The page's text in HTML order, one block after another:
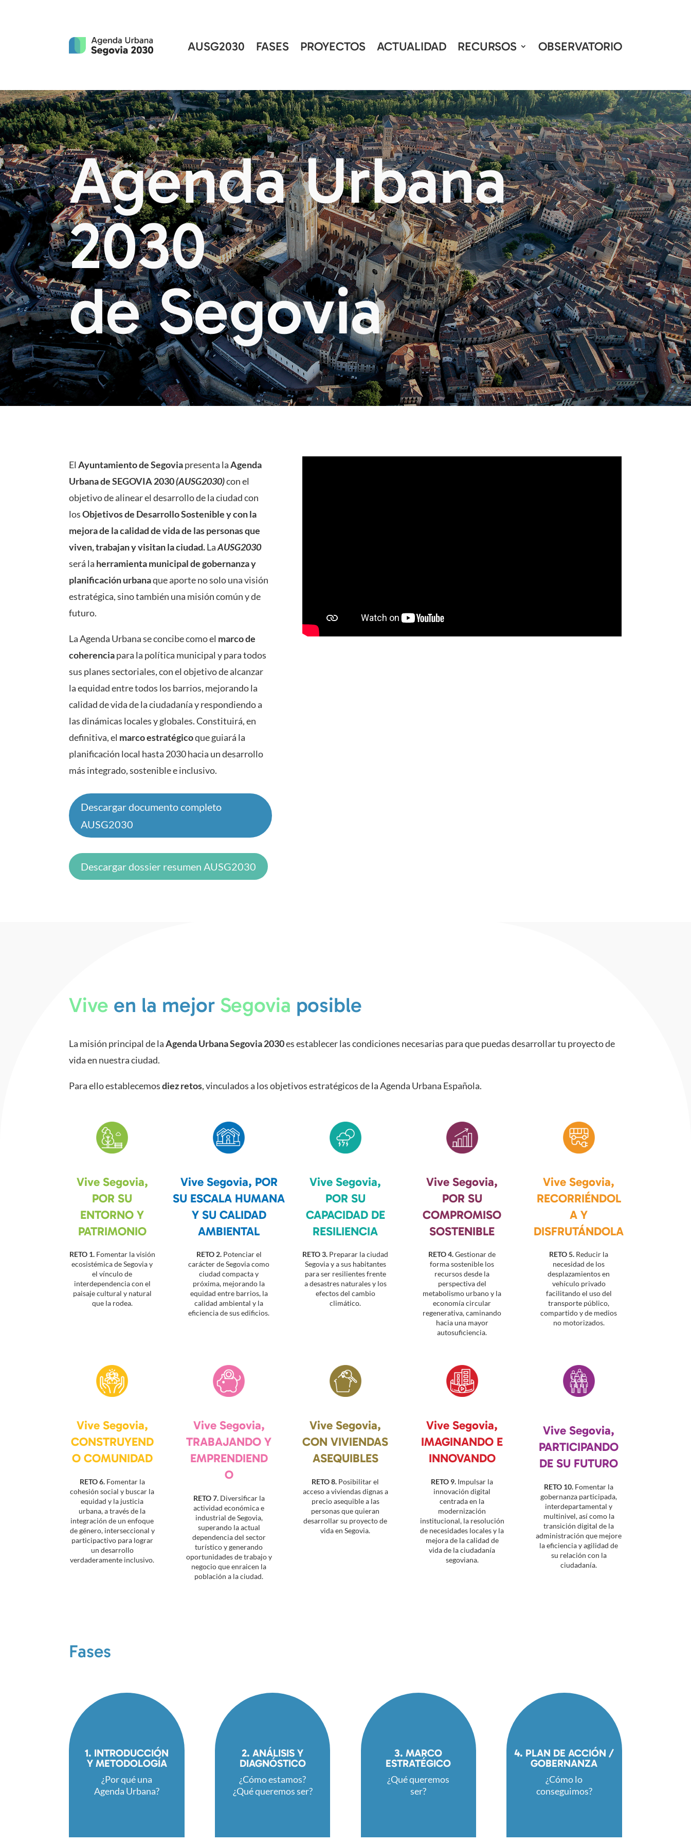
AUSG2030 FASES PROYECTOS ACTUALIDAD RECURSOS OBSERVATORIO
Agenda Urbana
2030
de Segovia
ElAyuntamiento de Segoviapresenta laAgenda
Urbana de SEGOVIA 2030(AUSG2030)con el
objetivo de alinear el desarrollo de la ciudad con
losObjetivos de Desarrollo Sostenible y con la
mejora de la calidad de vida de las personas que
viven, trabajan y visitan la ciudad.LaAUSG2030
será la herramienta municipal de gobernanza y
planificación urbanaque aporte no solo una visión
estratégica, sino también una misión común y de
futuro.
La Agenda Urbana se concibe como el marco de
coherenciapara la política municipal y para todos
sus planes sectoriales, con el objetivo de alcanzar
la equidad entre todos los barrios, mejorando la
calidad de vida de la ciudadanía y respondiendo a
las dinámicas locales y globales. Constituirá, en
definitiva, el marco estratégicoque guiará la
planificación local hasta 2030 hacia un desarrollo
más integrado, sostenible e inclusivo.
Descargar documento completo
AUSG2030
Descargar dossier resumen AUSG2030
Vive en la mejor Segovia posible
La misión principal de laAgenda Urbana Segovia 2030es establecer las condiciones necesarias para que puedas desarrollar tu proyecto de
vida en nuestra ciudad.
Para ello establecemosdiez retos, vinculados a los objetivos estratégicos de la Agenda Urbana Española.
Vive Segovia,
POR SU
ENTORNO Y
PATRIMONIO
RETO 1.Fomentar la visión
ecosistémica de Segovia y
el vínculo de
interdependencia con el
paisaje cultural y natural
que la rodea.
Vive Segovia, POR
SU ESCALA HUMANA
Y SU CALIDAD
AMBIENTAL
RETO 2.Potenciar el
carácter de Segovia como
ciudad compacta y
próxima, mejorando la
equidad entre barrios, la
calidad ambiental y la
eficiencia de sus edificios.
Vive Segovia,
POR SU
CAPACIDAD DE
RESILIENCIA
RETO 3. Preparar la ciudad
Segovia y a sus habitantes
para ser resilientes frente
a desastres naturales y los
efectos del cambio
climático.
Vive Segovia,
POR SU
COMPROMISO
SOSTENIBLE
RETO 4.Gestionar de
forma sostenible los
recursos desde la
perspectiva del
metabolismo urbano y la
economía circular
regenerativa, caminando
hacia una mayor
autosuficiencia.
Vive Segovia,
RECORRIÉNDOL
A Y
DISFRUTÁNDOLA
RETO 5. Reducir la
necesidad de los
desplazamientos en
vehículo privado
facilitando el uso del
transporte público,
compartido y de medios
no motorizados.
Vive Segovia,
CONSTRUYEND
O COMUNIDAD
RETO 6.Fomentar la
cohesión social y buscar la
equidad y la justicia
urbana, a través de la
integración de un enfoque
de género, interseccional y
participactivo para lograr
un desarrollo
verdaderamente inclusivo.
Vive Segovia,
TRABAJANDO Y
EMPRENDIEND
O
RETO 7.Diversificar la
actividad económica e
industrial de Segovia,
superando la actual
dependencia del sector
turístico y generando
oportunidades de trabajo y
negocio que enraicen la
población a la ciudad.
Vive Segovia,
CON VIVIENDAS
ASEQUIBLES
RETO 8. Posibilitar el
acceso a viviendas dignas a
precio asequible a las
personas que quieran
desarrollar su proyecto de
vida en Segovia.
Vive Segovia,
IMAGINANDO E
INNOVANDO
RETO 9. Impulsar la
innovación digital
centrada en la
modernización
institucional, la resolución
de necesidades locales y la
mejora de la calidad de
vida de la ciudadanía
segoviana.
Vive Segovia,
PARTICIPANDO
DE SU FUTURO
RETO 10. Fomentar la
gobernanza participada,
interdepartamental y
multinivel, así como la
transición digital de la
administración que mejore
la eficiencia y agilidad de
su relación con la
ciudadanía.
Fases
1. INTRODUCCIÓN
Y METODOLOGÍA
¿Por qué una
Agenda Urbana?
2. ANÁLISIS Y
DIAGNÓSTICO
¿Cómo estamos?
¿Qué queremos ser?
3. MARCO
ESTRATÉGICO
¿Qué queremos
ser?
4. PLAN DE ACCIÓN /
GOBERNANZA
¿Cómo lo
conseguimos?